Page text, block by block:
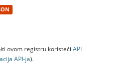
ovom registru koristeći API
API-jа).